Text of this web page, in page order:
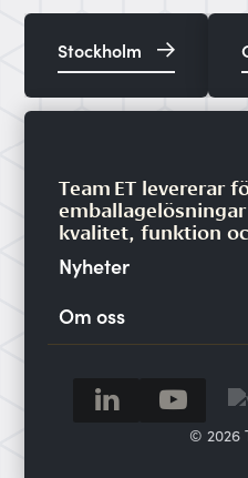
Stockholm
Team ET levererar
kvalitet, funktion
Nyheter
Om oss
© 2026